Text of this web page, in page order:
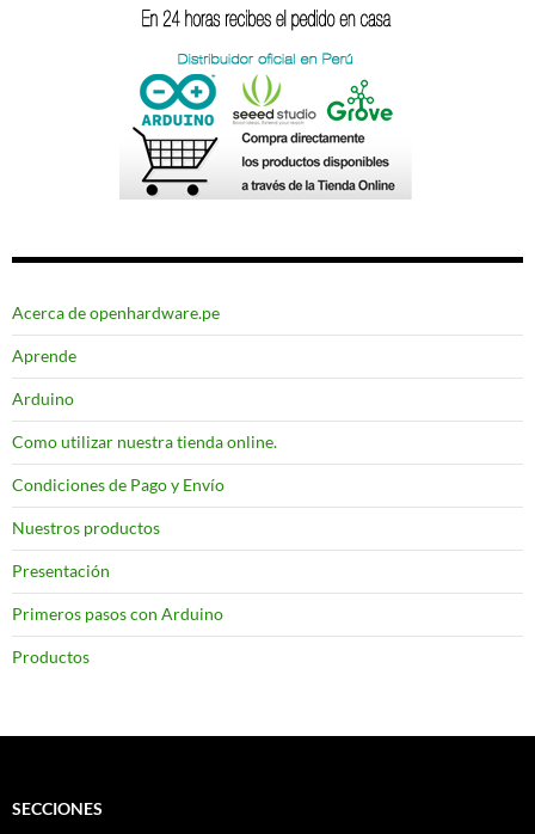
Acerca de openhardware.pe
Aprende
Arduino
Como utilizar nuestra tienda online.
Condiciones de Pago y Envío
Nuestros productos
Presentación
Primeros pasos con Arduino
Productos
SECCIONES